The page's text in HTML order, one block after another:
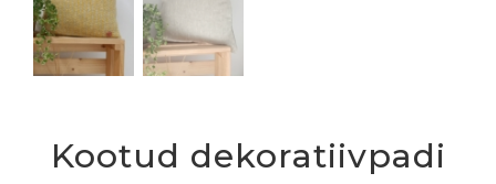
Kootud dekoratiivpadi